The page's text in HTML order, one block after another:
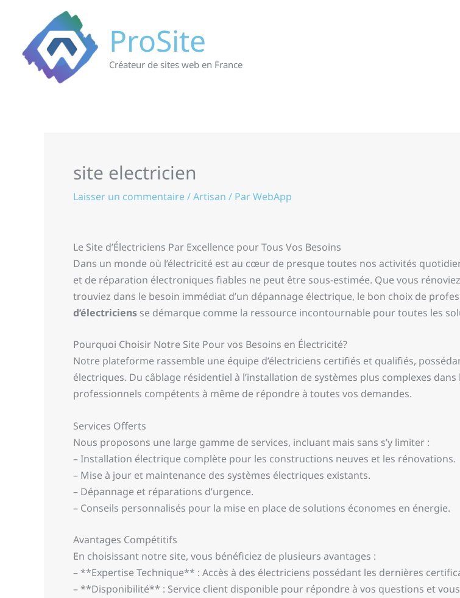
contenu
ProSite
Créateur de sites web en France
site electricien
Laisser un commentaire/Artisan / ParWebApp
Le Site d’Électriciens Par Excellence pour Tous Vos Besoins
Dans un monde où l’électricité est au cœur de presque toutes nos activités
et de réparation électroniques fiables ne peut être sous-estimée. Que vous
trouviez dans le besoin immédiat d’un dépannage électrique, le bon choix de
d’électriciens se démarque comme la ressource incontournable pour toutes les
Pourquoi Choisir Notre Site Pour vos Besoins en Électricité?
Notre plateforme rassemble une équipe d’électriciens certifiés et qualifiés,
électriques. Du câblage résidentiel à l’installation de systèmes plus complexes
professionnels compétents à même de répondre à toutes vos demandes.
Services Offerts
Nous proposons une large gamme de services, incluant mais sans s’y limiter :
– Installation électrique complète pour les constructions neuves et les rénovations.
– Mise à jour et maintenance des systèmes électriques existants.
– Dépannage et réparations d’urgence.
– Conseils personnalisés pour la mise en place de solutions économes en énergie.
Avantages Compétitifs
En choisissant notre site, vous bénéficiez de plusieurs avantages :
– **Expertise Technique** : Accès à des électriciens possédant les dernières
– **Disponibilité** : Service client disponible pour répondre à vos questions et